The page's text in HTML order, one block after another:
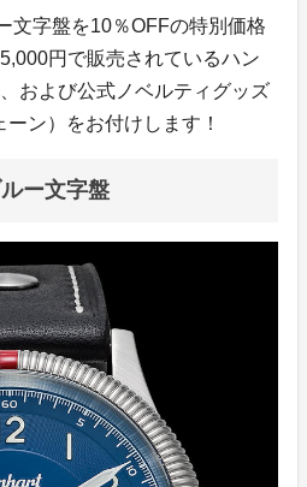
文字盤を10％OFFの特別価格
円で販売されているハン
および公式ノベルティグッズ
ーン）をお付けします！
ー文字盤